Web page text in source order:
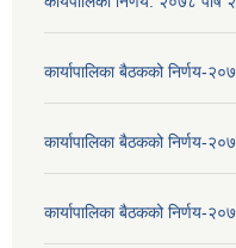
कार्यापालिका बैठकको निर्णय-
कार्यापालिका बैठकको निर्णय-
कार्यापालिका बैठकको निर्णय-